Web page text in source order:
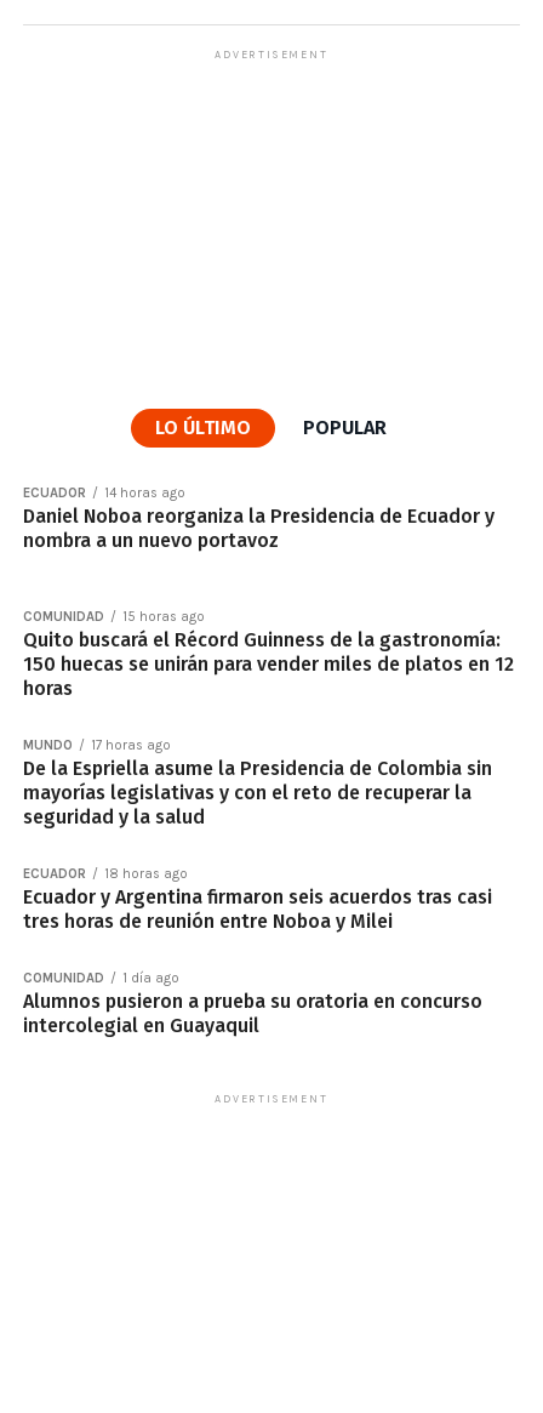
ADVERTISEMENT
LO ÚLTIMO POPULAR
ECUADOR 14 horas ago
Daniel Noboa reorganiza la Presidencia de Ecuador y
nombra a un nuevo portavoz
COMUNIDAD 15 horas ago
Quito buscará el Récord Guinness de la gastronomía:
150 huecas se unirán para vender miles de platos en 12
horas
MUNDO 17 horas ago
De la Espriella asume la Presidencia de Colombia sin
mayorías legislativas y con el reto de recuperar la
seguridad y la salud
ECUADOR 18 horas ago
Ecuador y Argentina firmaron seis acuerdos tras casi
tres horas de reunión entre Noboa y Milei
COMUNIDAD 1 día ago
Alumnos pusieron a prueba su oratoria en concurso
intercolegial en Guayaquil
ADVERTISEMENT